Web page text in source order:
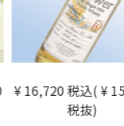
¥ 16,720 税込( ¥
税抜)